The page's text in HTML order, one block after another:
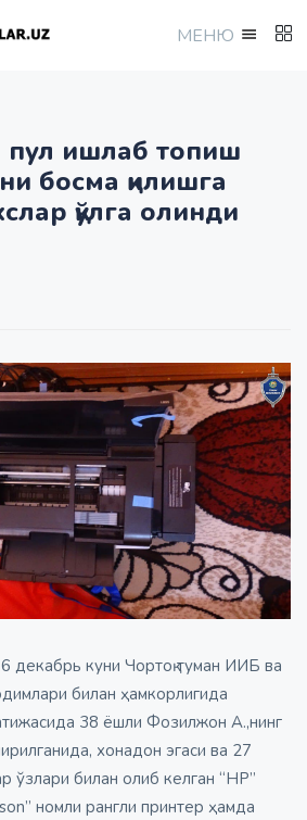
МEНЮ
пул ишлаб топиш
босма қилишга
қўлга олинди
декабрь куни Чортоқ туман ИИБ ва
билан ҳамкорлигида
38 ёшли Фозилжон А.,нинг
хонадон эгаси ва 27
ўзлари билан олиб келган “HP”
номли рангли принтер ҳамда